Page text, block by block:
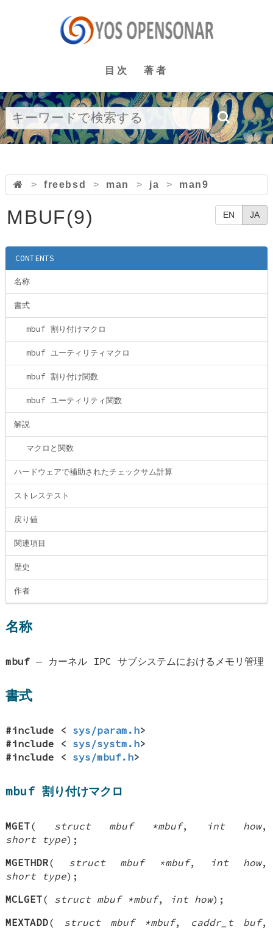
目次 著者
> freebsd > man > ja > man9
EN JA
MBUF(9)
CONTENTS
名称
書式
mbuf 割り付けマクロ
mbuf ユーティリティマクロ
mbuf 割り付け関数
mbuf ユーティリティ関数
解説
マクロと関数
ハードウェアで補助されたチェックサム計算
ストレステスト
戻り値
関連項目
歴史
作者
名称
mbuf — カーネル IPC サブシステムにおけるメモリ管理
書式
#include < sys/param.h>
#include < sys/systm.h>
#include < sys/mbuf.h>
mbuf 割り付けマクロ
MGET( struct mbuf *mbuf, int how,
short type);
MGETHDR( struct mbuf *mbuf, int how,
short type);
MCLGET( struct mbuf *mbuf, int how);
MEXTADD( struct mbuf *mbuf, caddr_t buf,